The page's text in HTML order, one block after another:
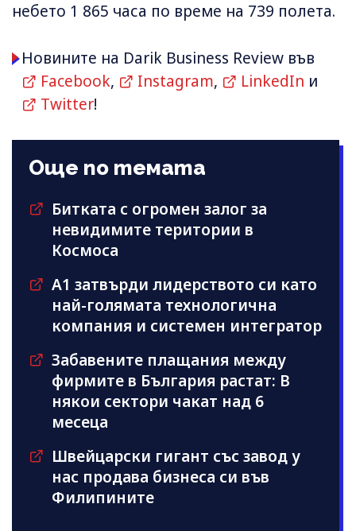
небето 1 865 часа по време на 739 полета.
Новините на Darik Business Review във
Facebook, Instagram, LinkedIn и
Twitter!
Още по темата
Битката с огромен залог за
невидимите територии в
Космоса
А1 затвърди лидерството си като
най-голямата технологична
компания и системен интегратор
Забавените плащания между
фирмите в България растат: В
някои сектори чакат над 6
месеца
Швейцарски гигант със завод у
нас продава бизнеса си във
Филипините